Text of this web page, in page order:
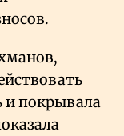
и покрывала